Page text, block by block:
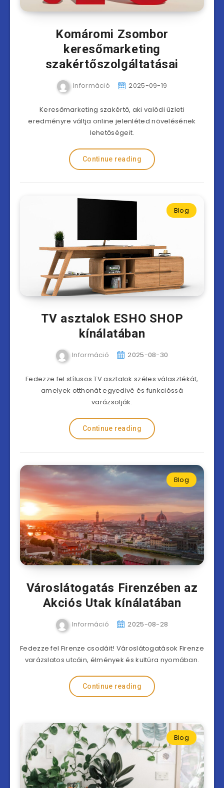
Komáromi Zsombor
keresőmarketing
szakértőszolgáltatásai
Információ 2025-09-19
Keresőmarketing szakértő, aki valódi üzleti
eredményre váltja online jelenléted növelésének
lehetőségeit.
Continue reading
Blog
TV asztalok ESHO SHOP
kínálatában
Információ 2025-08-30
Fedezze fel stílusos TV asztalok széles választékát,
amelyek otthonát egyedivé és funkcióssá
varázsolják.
Continue reading
Blog
Városlátogatás Firenzében az
Akciós Utak kínálatában
Információ 2025-08-28
Fedezze fel Firenze csodáit! Városlátogatások Firenze
varázslatos utcáin, élmények és kultúra nyomában.
Continue reading
Blog